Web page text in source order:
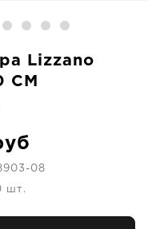
Lizzano
CM
08
шт.